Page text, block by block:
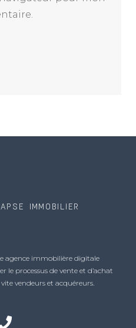
IMMOBILIER
agence immobilière digitale
le processus de vente et d’achat
vendeurs et acquéreurs.